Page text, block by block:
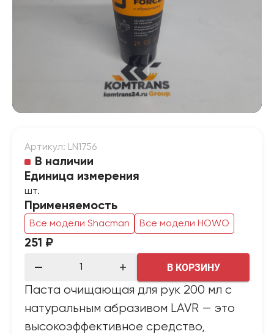
Артикул: LN1756
В наличии
Единица измерения
шт.
Применяемость
Все модели Shacman Все модели HOWO
251 ₽
В КОРЗИНУ
Паста очищающая для рук 200 мл с
натуральным абразивом LAVR — это
высокоэффективное средство,